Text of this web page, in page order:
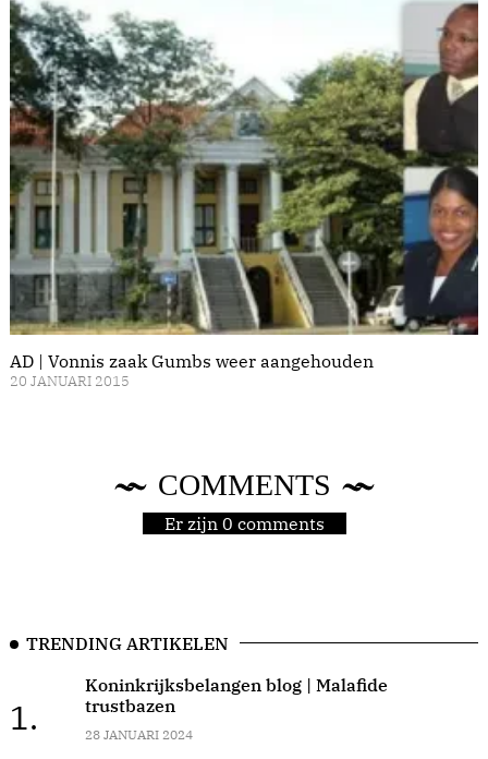
AD | Vonnis zaak Gumbs weer aangehouden
20 JANUARI 2015
COMMENTS
Er zijn 0 comments
TRENDING ARTIKELEN
1.
Koninkrijksbelangen blog | Malafide
trustbazen
28 JANUARI 2024